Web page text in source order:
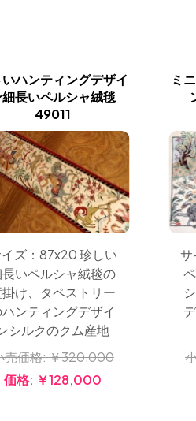
ハンティングデザイ
細長いペルシャ絨毯
49011
ズ：87x20 珍しい
いペルシャ絨毯の
掛け、タペストリー
ンティングデザイ
シルクのクム産地
売価格:￥320,000
価格: ￥128,000
ミ
サ